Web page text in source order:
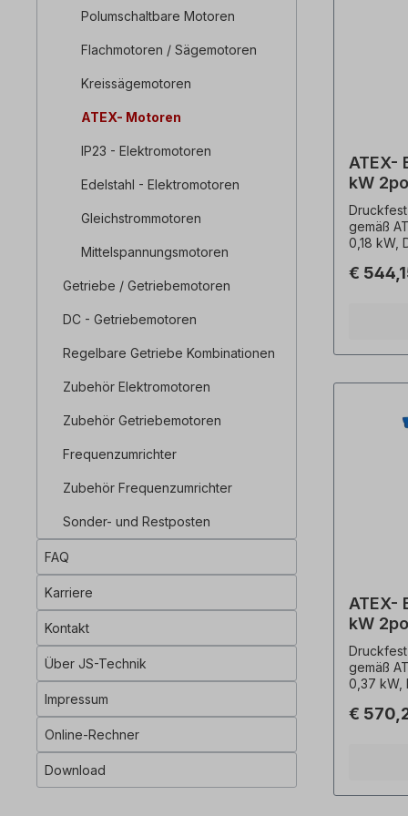
Polumschaltbare Motoren
Flachmotoren / Sägemotoren
Kreissägemotoren
ATEX- Motoren
IP23 - Elektromotoren
Edelstahl - Elektromotoren
Gleichstrommotoren
Mittelspannungsmotoren
Getriebe / Getriebemotoren
DC - Getriebemotoren
Regelbare Getriebe Kombinationen
Zubehör Elektromotoren
Zubehör Getriebemotoren
Frequenzumrichter
Zubehör Frequenzumrichter
Sonder- und Restposten
FAQ
Karriere
Kontakt
Über JS-Technik
Impressum
Online-Rechner
Download
ATEX-
kW
gemäß
0,18 kW,
kg,
für den
364 sind
es sich
Rücktritt
€
ATEX-
kW
gemäß
0,37 kW,
16 kg,
€